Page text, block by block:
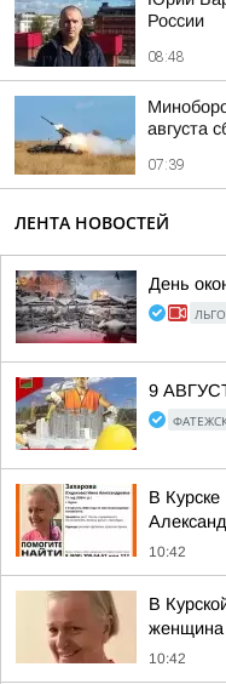
России
08:48
августа
07:39
ЛЕНТА НОВОСТЕЙ
День
9
В
10:42
В
женщина
10:42